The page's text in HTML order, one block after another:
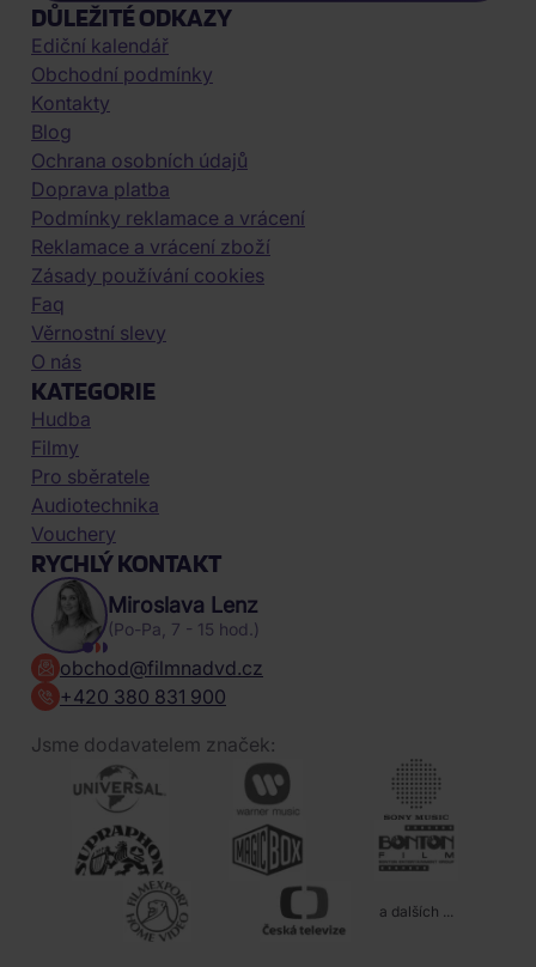
DŮLEŽITÉ ODKAZY
Ediční kalendář
Obchodní podmínky
Kontakty
Blog
Ochrana osobních údajů
Doprava platba
Podmínky reklamace a vrácení
Reklamace a vrácení zboží
Zásady používání cookies
Faq
Věrnostní slevy
O nás
KATEGORIE
Hudba
Filmy
Pro sběratele
Audiotechnika
Vouchery
RYCHLÝ KONTAKT
Miroslava Lenz
(Po-Pa, 7 - 15 hod.)
obchod@filmnadvd.cz
+420 380 831 900
Jsme dodavatelem značek:
a dalších ...